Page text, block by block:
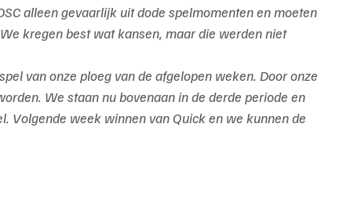
alleen gevaarlijk uit dode spelmomenten en moeten
kregen best wat kansen, maar die werden niet
van onze ploeg van de afgelopen weken. Door onze
We staan nu bovenaan in de derde periode en
Volgende week winnen van Quick en we kunnen de